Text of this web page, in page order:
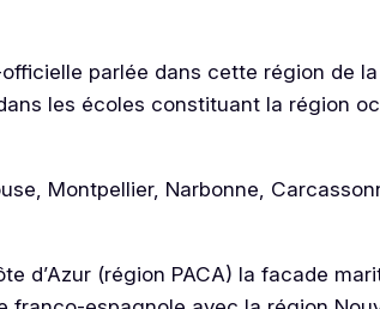
parlée dans cette région de
les écoles constituant la région
Montpellier, Narbonne,
d’Azur (région PACA) la facade